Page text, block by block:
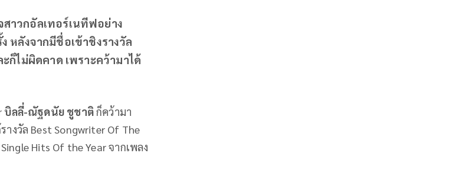
าวกอัลเทอร์เนทีฟอย่าง
หลังจากมีชื่อเข้าชิงรางวัล
ะก็ไม่ผิดคาด เพราะคว้ามาได้
บิลลี่-ณัฐดนัย ชูชาติก็คว้ามา
างวัล Best Songwriter Of The
Hits Of the Year จากเพลง